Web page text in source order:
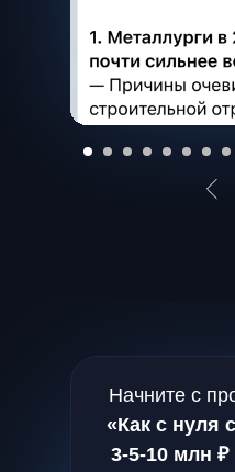
Начните с
«Как с нуля
3-5-10 млн